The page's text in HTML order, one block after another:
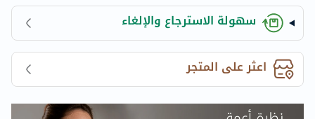
سهولة الاسترجاع والإلغاء
اعثر على المتجر